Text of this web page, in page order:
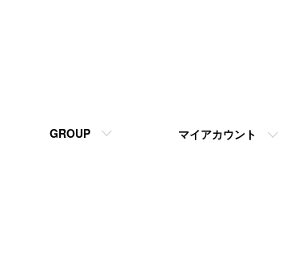
GROUP マイアカウント